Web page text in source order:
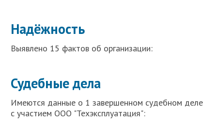
Надёжность
Выявлено 15 фактов об организации:
Судебные дела
Имеются данные о 1 завершенном судебном деле
с участием ООО "Техэксплуатация":